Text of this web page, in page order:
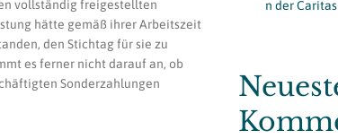
vollständig freigestellten
hätte gemäß ihrer Arbeitszeit
den Stichtag für sie zu
es ferner nicht darauf an, ob
Sonderzahlungen
n der Caritas